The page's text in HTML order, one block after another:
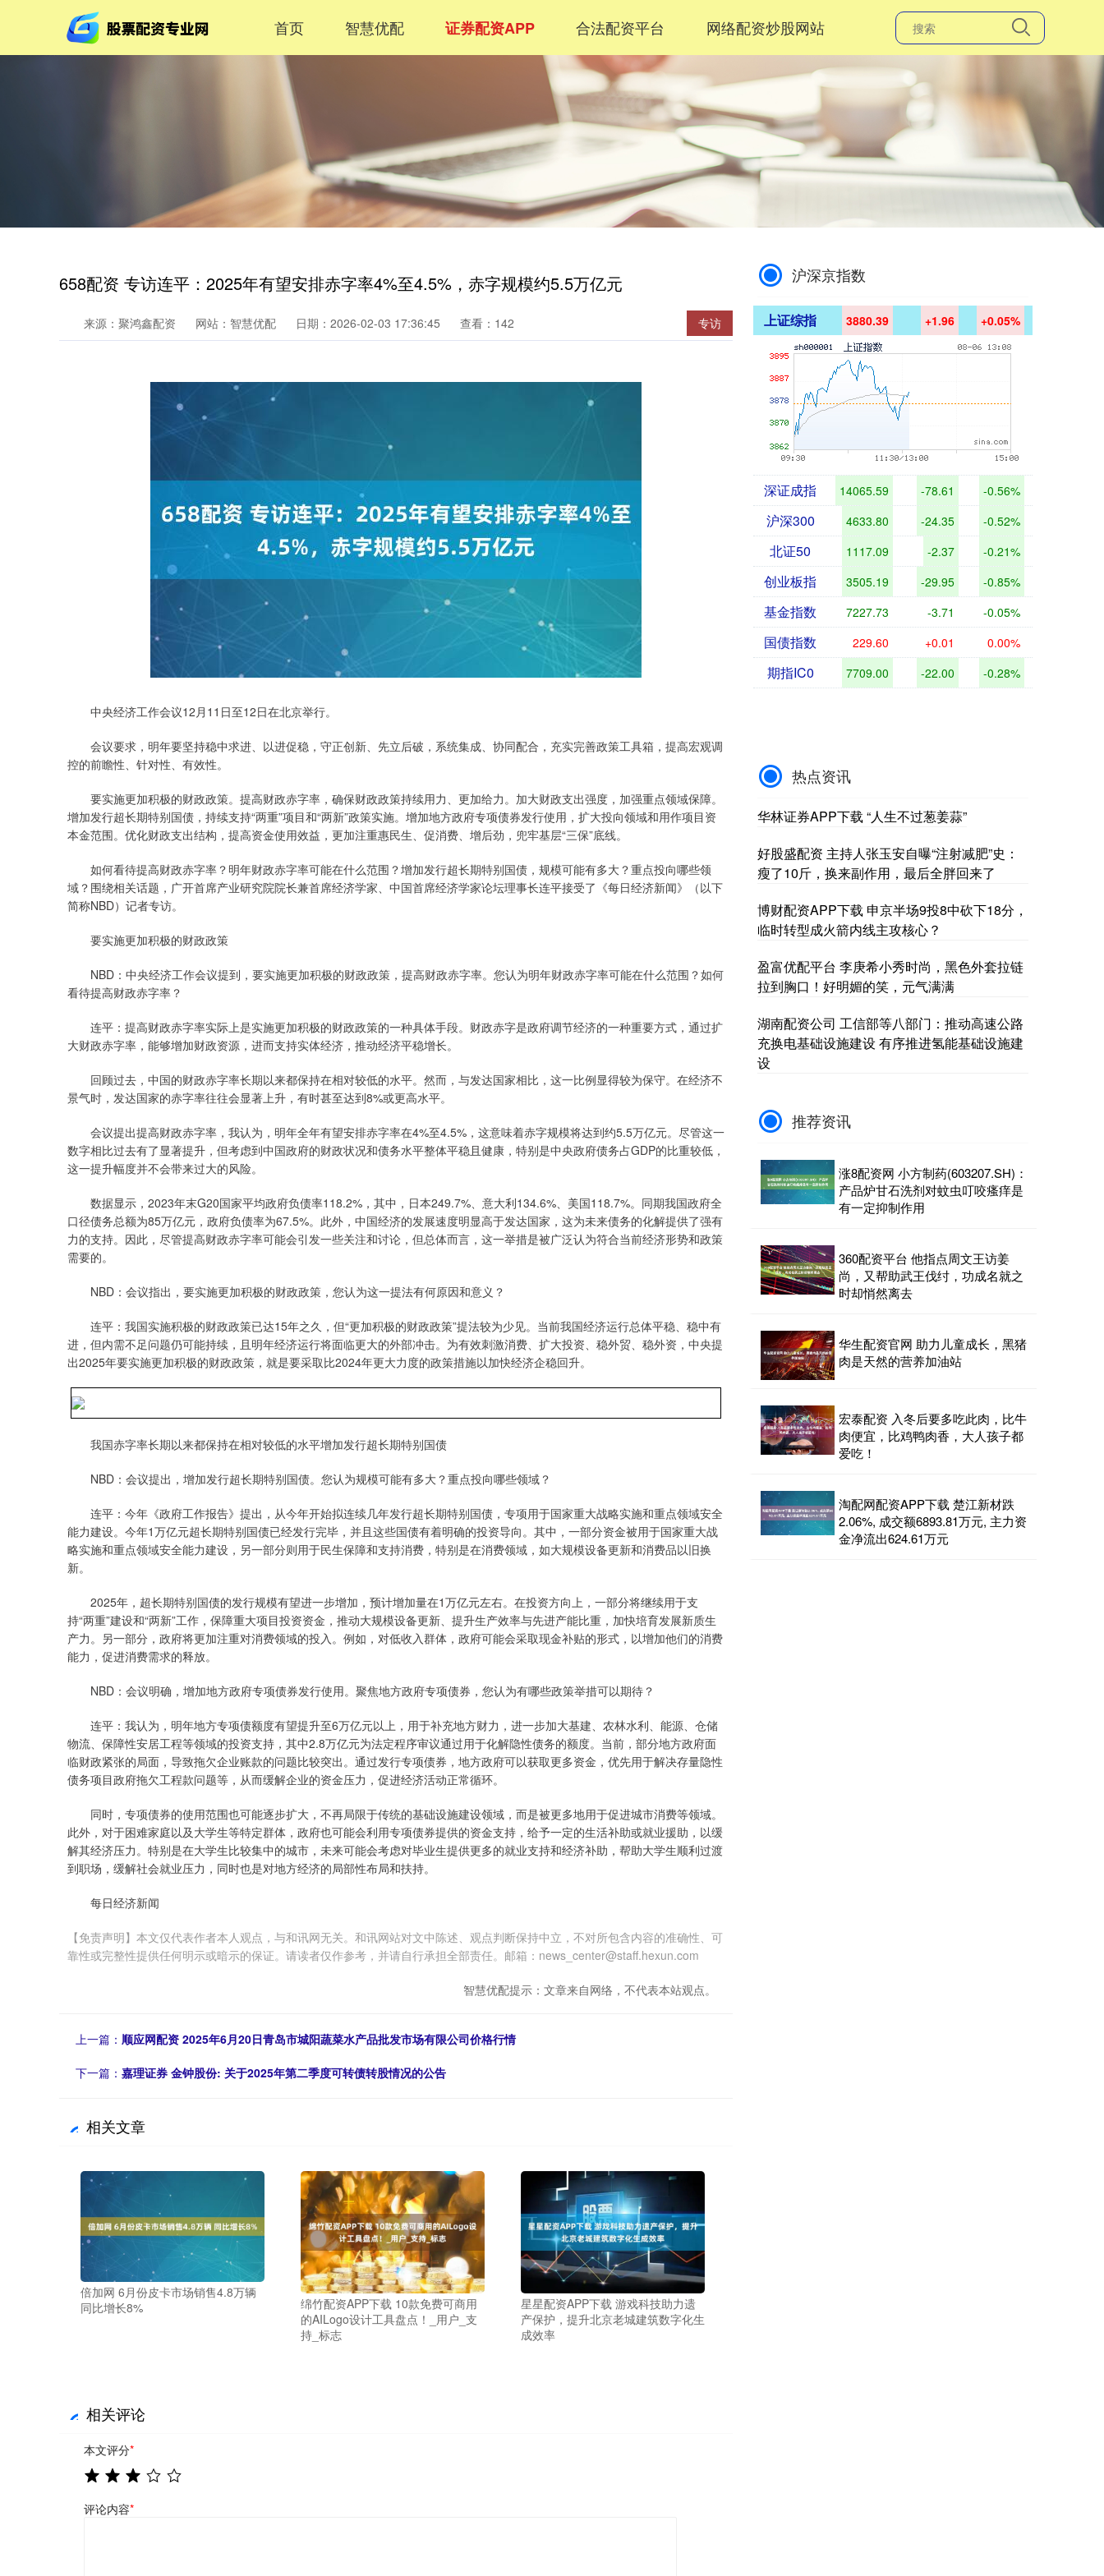
首页 智慧优配 证券配资APP 合法配资平台 网络配资炒股网站
658配资 专访连平：2025年有望安排赤字率4%至4.5%，赤字规模约5.5万亿元
专访
来源：聚鸿鑫配资 网站：智慧优配 日期：2026-02-03 17:36:45 查看：142
中央经济工作会议12月11日至12日在北京举行。
会议要求，明年要坚持稳中求进、以进促稳，守正创新、先立后破，系统集成、协同配合，充实完善政策工具箱，提高宏观调
控的前瞻性、针对性、有效性。
要实施更加积极的财政政策。提高财政赤字率，确保财政政策持续用力、更加给力。加大财政支出强度，加强重点领域保障。
增加发行超长期特别国债，持续支持“两重”项目和“两新”政策实施。增加地方政府专项债券发行使用，扩大投向领域和用作项目资
本金范围。优化财政支出结构，提高资金使用效益，更加注重惠民生、促消费、增后劲，兜牢基层“三保”底线。
如何看待提高财政赤字率？明年财政赤字率可能在什么范围？增加发行超长期特别国债，规模可能有多大？重点投向哪些领
域？围绕相关话题，广开首席产业研究院院长兼首席经济学家、中国首席经济学家论坛理事长连平接受了《每日经济新闻》（以下
简称NBD）记者专访。
要实施更加积极的财政政策
NBD：中央经济工作会议提到，要实施更加积极的财政政策，提高财政赤字率。您认为明年财政赤字率可能在什么范围？如何
看待提高财政赤字率？
连平：提高财政赤字率实际上是实施更加积极的财政政策的一种具体手段。财政赤字是政府调节经济的一种重要方式，通过扩
大财政赤字率，能够增加财政资源，进而支持实体经济，推动经济平稳增长。
回顾过去，中国的财政赤字率长期以来都保持在相对较低的水平。然而，与发达国家相比，这一比例显得较为保守。在经济不
景气时，发达国家的赤字率往往会显著上升，有时甚至达到8%或更高水平。
会议提出提高财政赤字率，我认为，明年全年有望安排赤字率在4%至4.5%，这意味着赤字规模将达到约5.5万亿元。尽管这一
数字相比过去有了显著提升，但考虑到中国政府的财政状况和债务水平整体平稳且健康，特别是中央政府债务占GDP的比重较低，
这一提升幅度并不会带来过大的风险。
数据显示，2023年末G20国家平均政府负债率118.2%，其中，日本249.7%、意大利134.6%、美国118.7%。同期我国政府全
口径债务总额为85万亿元，政府负债率为67.5%。此外，中国经济的发展速度明显高于发达国家，这为未来债务的化解提供了强有
力的支持。因此，尽管提高财政赤字率可能会引发一些关注和讨论，但总体而言，这一举措是被广泛认为符合当前经济形势和政策
需要的。
NBD：会议指出，要实施更加积极的财政政策，您认为这一提法有何原因和意义？
连平：我国实施积极的财政政策已达15年之久，但“更加积极的财政政策”提法较为少见。当前我国经济运行总体平稳、稳中有
进，但内需不足问题仍可能持续，且明年经济运行将面临更大的外部冲击。为有效刺激消费、扩大投资、稳外贸、稳外资，中央提
出2025年要实施更加积极的财政政策，就是要采取比2024年更大力度的政策措施以加快经济企稳回升。
我国赤字率长期以来都保持在相对较低的水平增加发行超长期特别国债
NBD：会议提出，增加发行超长期特别国债。您认为规模可能有多大？重点投向哪些领域？
连平：今年《政府工作报告》提出，从今年开始拟连续几年发行超长期特别国债，专项用于国家重大战略实施和重点领域安全
能力建设。今年1万亿元超长期特别国债已经发行完毕，并且这些国债有着明确的投资导向。其中，一部分资金被用于国家重大战
略实施和重点领域安全能力建设，另一部分则用于民生保障和支持消费，特别是在消费领域，如大规模设备更新和消费品以旧换
新。
2025年，超长期特别国债的发行规模有望进一步增加，预计增加量在1万亿元左右。在投资方向上，一部分将继续用于支
持“两重”建设和“两新”工作，保障重大项目投资资金，推动大规模设备更新、提升生产效率与先进产能比重，加快培育发展新质生
产力。另一部分，政府将更加注重对消费领域的投入。例如，对低收入群体，政府可能会采取现金补贴的形式，以增加他们的消费
能力，促进消费需求的释放。
NBD：会议明确，增加地方政府专项债券发行使用。聚焦地方政府专项债券，您认为有哪些政策举措可以期待？
连平：我认为，明年地方专项债额度有望提升至6万亿元以上，用于补充地方财力，进一步加大基建、农林水利、能源、仓储
物流、保障性安居工程等领域的投资支持，其中2.8万亿元为法定程序审议通过用于化解隐性债务的额度。当前，部分地方政府面
临财政紧张的局面，导致拖欠企业账款的问题比较突出。通过发行专项债券，地方政府可以获取更多资金，优先用于解决存量隐性
债务项目政府拖欠工程款问题等，从而缓解企业的资金压力，促进经济活动正常循环。
同时，专项债券的使用范围也可能逐步扩大，不再局限于传统的基础设施建设领域，而是被更多地用于促进城市消费等领域。
此外，对于困难家庭以及大学生等特定群体，政府也可能会利用专项债券提供的资金支持，给予一定的生活补助或就业援助，以缓
解其经济压力。特别是在大学生比较集中的城市，未来可能会考虑对毕业生提供更多的就业支持和经济补助，帮助大学生顺利过渡
到职场，缓解社会就业压力，同时也是对地方经济的局部性布局和扶持。
每日经济新闻
【免责声明】本文仅代表作者本人观点，与和讯网无关。和讯网站对文中陈述、观点判断保持中立，不对所包含内容的准确性、可
靠性或完整性提供任何明示或暗示的保证。请读者仅作参考，并请自行承担全部责任。邮箱：news_center@staff.hexun.com
智慧优配提示：文章来自网络，不代表本站观点。
上一篇： 顺应网配资 2025年6月20日青岛市城阳蔬菜水产品批发市场有限公司价格行情
下一篇： 嘉理证券 金钟股份: 关于2025年第二季度可转债转股情况的公告
相关文章
倍加网 6月份皮卡市场销售4.8万辆
同比增长8%
绵竹配资APP下载 10款免费可商用
的AILogo设计工具盘点！_用户_支
持_标志
星星配资APP下载 游戏科技助力遗
产保护，提升北京老城建筑数字化生
成效率
相关评论
本文评分*
评论内容*
沪深京指数
上证综指 3880.39 +1.96 +0.05%
深证成指 14065.59 -78.61 -0.56%
沪深300 4633.80 -24.35 -0.52%
北证50 1117.09 -2.37 -0.21%
创业板指 3505.19 -29.95 -0.85%
基金指数 7227.73 -3.71 -0.05%
国债指数 229.60 +0.01 0.00%
期指IC0 7709.00 -22.00 -0.28%
热点资讯
华林证券APP下载 “人生不过葱姜蒜”
好股盛配资 主持人张玉安自曝“注射减肥”史：
瘦了10斤，换来副作用，最后全胖回来了
博财配资APP下载 申京半场9投8中砍下18分，
临时转型成火箭内线主攻核心？
盈富优配平台 李庚希小秀时尚，黑色外套拉链
拉到胸口！好明媚的笑，元气满满
湖南配资公司 工信部等八部门：推动高速公路
充换电基础设施建设 有序推进氢能基础设施建
设
推荐资讯
涨8配资网 小方制药(603207.SH)：
产品炉甘石洗剂对蚊虫叮咬瘙痒是
有一定抑制作用
360配资平台 他指点周文王访姜
尚，又帮助武王伐纣，功成名就之
时却悄然离去
华生配资官网 助力儿童成长，黑猪
肉是天然的营养加油站
宏泰配资 入冬后要多吃此肉，比牛
肉便宜，比鸡鸭肉香，大人孩子都
爱吃！
淘配网配资APP下载 楚江新材跌
2.06%, 成交额6893.81万元, 主力资
金净流出624.61万元